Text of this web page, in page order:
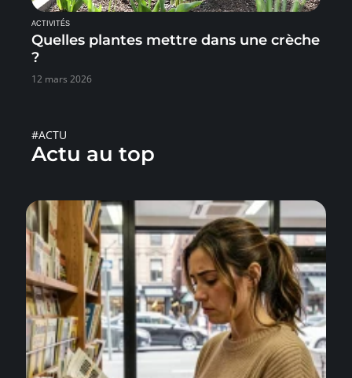
ACTIVITÉS
Quelles plantes mettre dans une crèche
?
12 mars 2026
#ACTU
Actu au top